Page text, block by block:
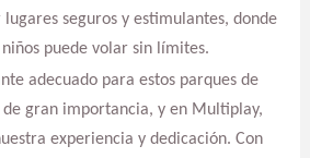
seguros y estimulantes, donde
puede volar sin límites.
adecuado para estos parques de
de gran importancia, y en Multiplay,
experiencia y dedicación. Con